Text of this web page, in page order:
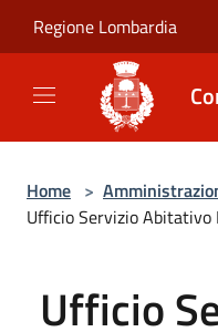
Regione Lombardia
Home >
Ufficio Servizio Abitativo
Ufficio